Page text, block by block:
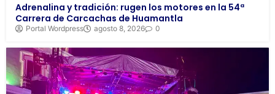
Adrenalina y tradición: rugen los motores en la 54ª
Carrera de Carcachas de Huamantla
Portal Wordpress agosto 8, 2026 0